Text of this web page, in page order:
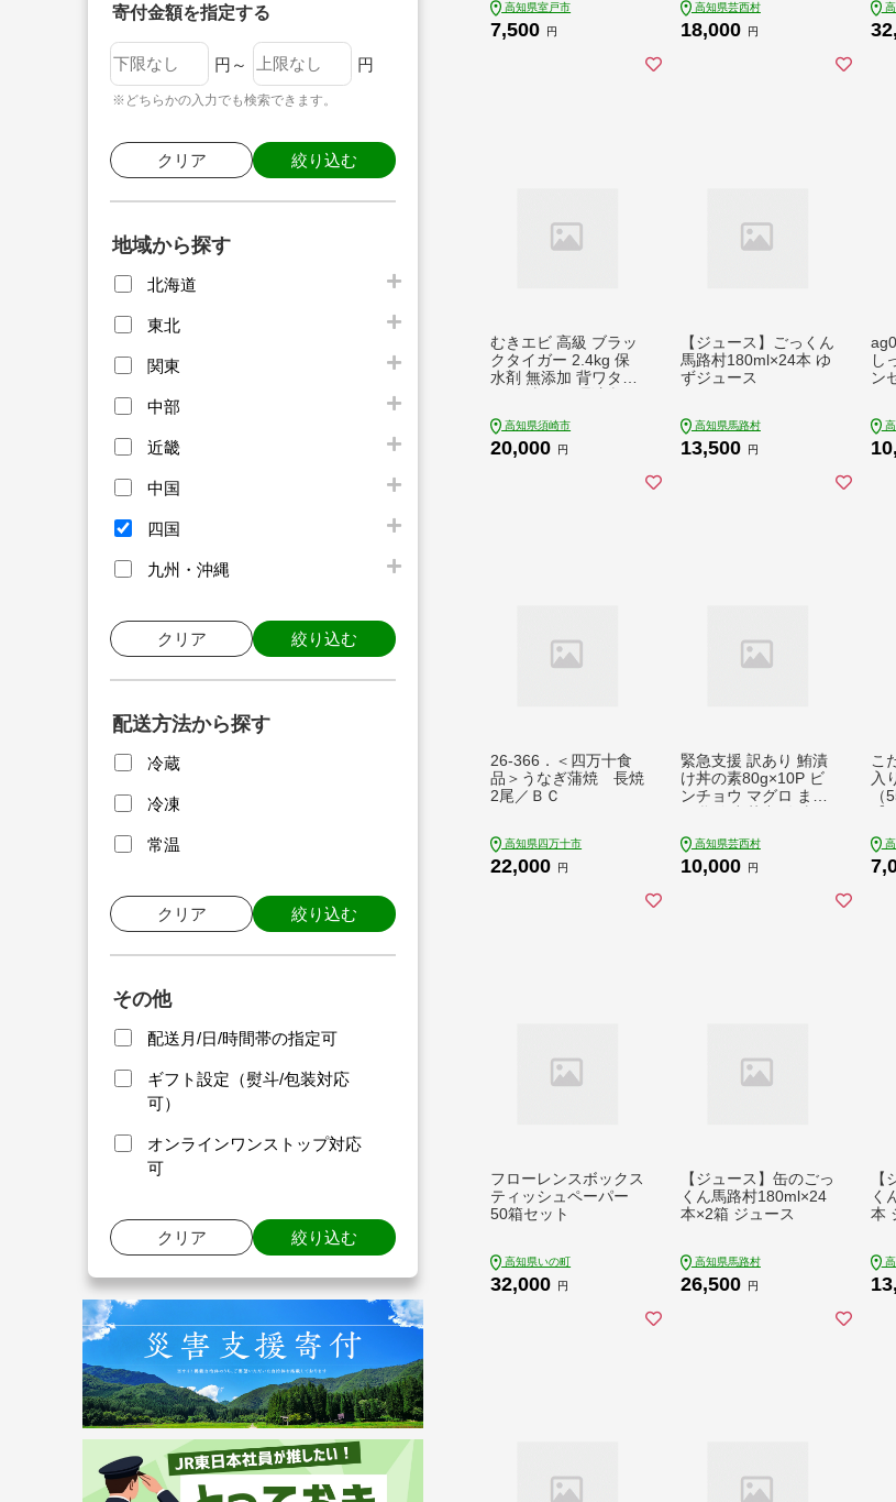
寄付金額を指定する
円～ 円
※どちらかの入力でも検索できます。
クリア 絞り込む
地域から探す
北海道
東北
関東
中部
近畿
中国
四国
九州・沖縄
クリア 絞り込む
配送方法から探す
冷蔵
冷凍
常温
クリア 絞り込む
その他
配送月/日/時間帯の指定可
ギフト設定（熨斗/包装対応
可）
オンラインワンストップ対応
可
クリア 絞り込む
ーツ 芋けんぴ かりん
とう いもけんぴ 和菓
高知県室戸市
7,500 円
（約330g）タレ・山
椒付き｜ウナギ 国産
高知県芸西村
18,000 円
高
むきエビ 高級 ブラッ
クタイガー 2.4kg 保
水剤 無添加 背ワタな
海老 人気 殻 むき 時
短 便利 簡単調理 大容
高知県須崎市
20,000 円
【ジュース】ごっくん
馬路村180ml×24本 ゆ
ずジュース
高知県馬路村
13,500 円
し
ン
高
26-366．＜四万十食
品＞うなぎ蒲焼 長焼
2尾／ＢＣ
高知県四万十市
22,000 円
緊急支援 訳あり 鮪漬
け丼の素80g×10P ビ
ンチョウ マグロ まぐ
ク 不揃い 漬け 本場
高知 海鮮丼 パパッと
高知県芸西村
10,000 円
こ
入
（
子
ョ
高
フローレンスボックス
ティッシュペーパー
50箱セット
高知県いの町
32,000 円
【ジュース】缶のごっ
くん馬路村180ml×24
本×2箱 ジュース
高知県馬路村
26,500 円
く
本
高